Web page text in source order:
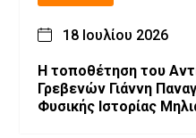
18 Ιουλίου 2026
Η τοποθέτηση του
Γρεβενών Γιάννη Παναγιωτίδη για
Φυσικής Ιστορίας